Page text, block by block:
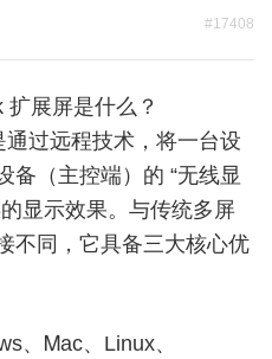
#17408
展屏是什么？
过远程技术，将一台设
备（主控端）的 “无线显
显示效果。与传统多屏
不同，它具备三大核心优
、Ꮇac、Linux、